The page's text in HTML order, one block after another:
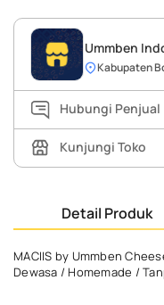
Ummben
Kabupaten
Hubungi Penjual
Kunjungi Toko
Detail Produk
MACIIS by Ummben
Dewasa / Homemade /